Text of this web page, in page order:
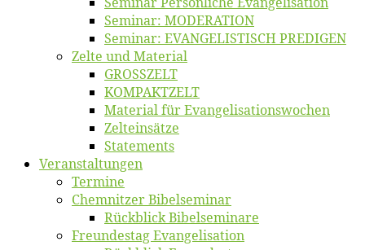
Se­mi­nar: MODERATION
Se­mi­nar: EVANGELISTISCH PREDIGEN
Zel­te und Material
GROSSZELT
KOMPAKTZELT
Ma­te­ri­al für Evangelisationswochen
Zelt­ein­sät­ze
State­ments
Ver­an­stal­tun­gen
Ter­mi­ne
Chemnit­zer Bibelseminar
Rück­blick Bibelseminare
Freun­des­tag Evangelisation